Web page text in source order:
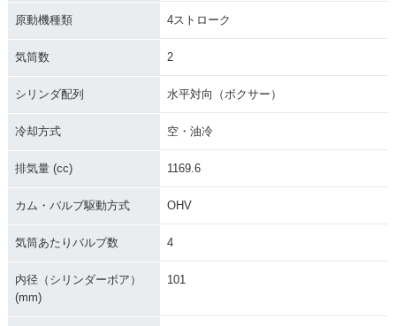
原動機種類 4ストローク
気筒数 2
シリンダ配列 水平対向（ボクサー）
冷却方式 空・油冷
排気量 (cc) 1169.6
カム・バルブ駆動方式 OHV
気筒あたりバルブ数 4
内径（シリンダーボア）
(mm)
101